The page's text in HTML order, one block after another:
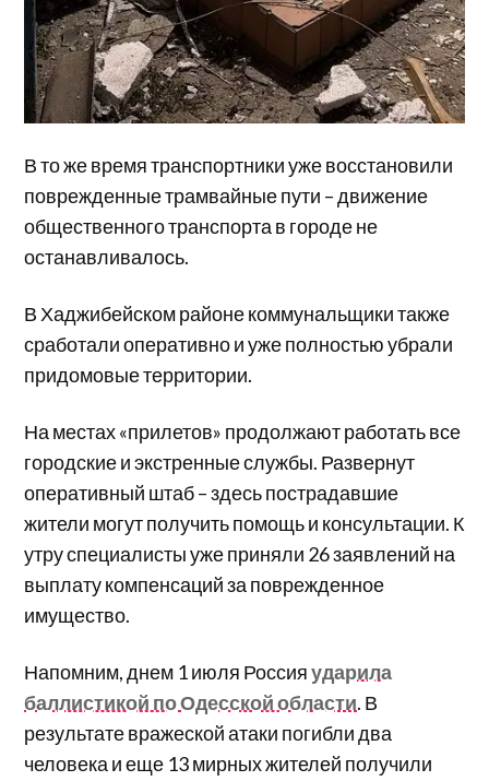
В то же время транспортники уже восстановили
поврежденные трамвайные пути – движение
общественного транспорта в городе не
останавливалось.
В Хаджибейском районе коммунальщики также
сработали оперативно и уже полностью убрали
придомовые территории.
На местах «прилетов» продолжают работать все
городские и экстренные службы. Развернут
оперативный штаб – здесь пострадавшие
жители могут получить помощь и консультации. К
утру специалисты уже приняли 26 заявлений на
выплату компенсаций за поврежденное
имущество.
Напомним, днем 1 июля Россияударила
баллистикой по Одесской области. В
результате вражеской атаки погибли два
человека и еще 13 мирных жителей получили